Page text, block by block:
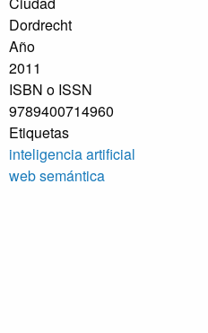
Dordrecht
Año
2011
ISBN o ISSN
9789400714960
Etiquetas
inteligencia artificial
web semántica